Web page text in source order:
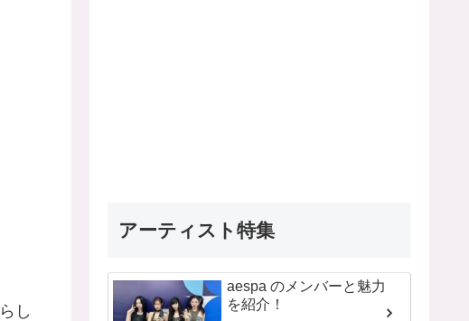
し
アーティスト特集
aespa のメンバーと魅力
を紹介！